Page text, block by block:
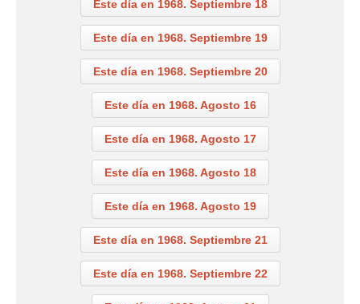
Este día en 1968. Septiembre 18
Este día en 1968. Septiembre 19
Este día en 1968. Septiembre 20
Este día en 1968. Agosto 16
Este día en 1968. Agosto 17
Este día en 1968. Agosto 18
Este día en 1968. Agosto 19
Este día en 1968. Septiembre 21
Este día en 1968. Septiembre 22